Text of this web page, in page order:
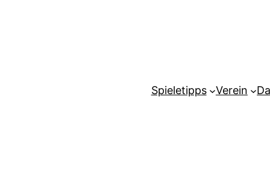
Spieletipps Verein